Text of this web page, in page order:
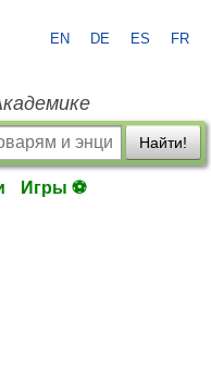
EN DE ES FR
Найти!
Игры ⚽